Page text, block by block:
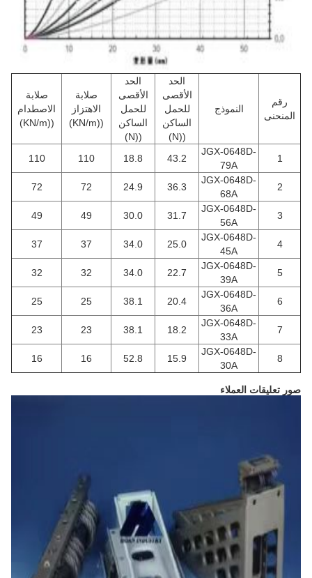
رقم
المنحنى
النموذج
الحد
الأقصى
للحمل
الساكن
((N)
الحد
الأقصى
للحمل
الساكن
((N)
صلابة
الاهتزاز
((KN/m)
صلابة
الاصطدام
((KN/m)
JGX-0648D-
79A
43.2
18.8
110
110
2
JGX-0648D-
68A
36.3
24.9
72
72
3
JGX-0648D-
56A
31.7
30.0
49
49
4
JGX-0648D-
45A
25.0
34.0
37
37
5
JGX-0648D-
39A
22.7
34.0
32
32
6
JGX-0648D-
36A
20.4
38.1
25
25
7
JGX-0648D-
33A
18.2
38.1
23
23
8
JGX-0648D-
30A
15.9
52.8
16
16
صور تعليقات العملاء